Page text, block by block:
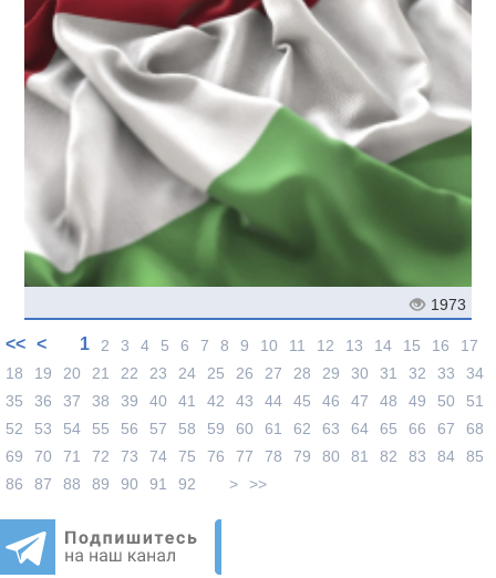
1973
<< < 1 2 3 4 5 6 7 8 9 10 11 12 13 14 15 16
17
18
19 20 21 22 23 24 25 26 27 28 29 30 31 32 33
34
35
36 37 38 39 40 41 42 43 44 45 46 47 48 49 50
51
52
53 54 55 56 57 58 59 60 61 62 63 64 65 66 67
68
69
70 71 72 73 74 75 76 77 78 79 80 81 82 83 84
85
86
87 88 89 90 91 92 > >>